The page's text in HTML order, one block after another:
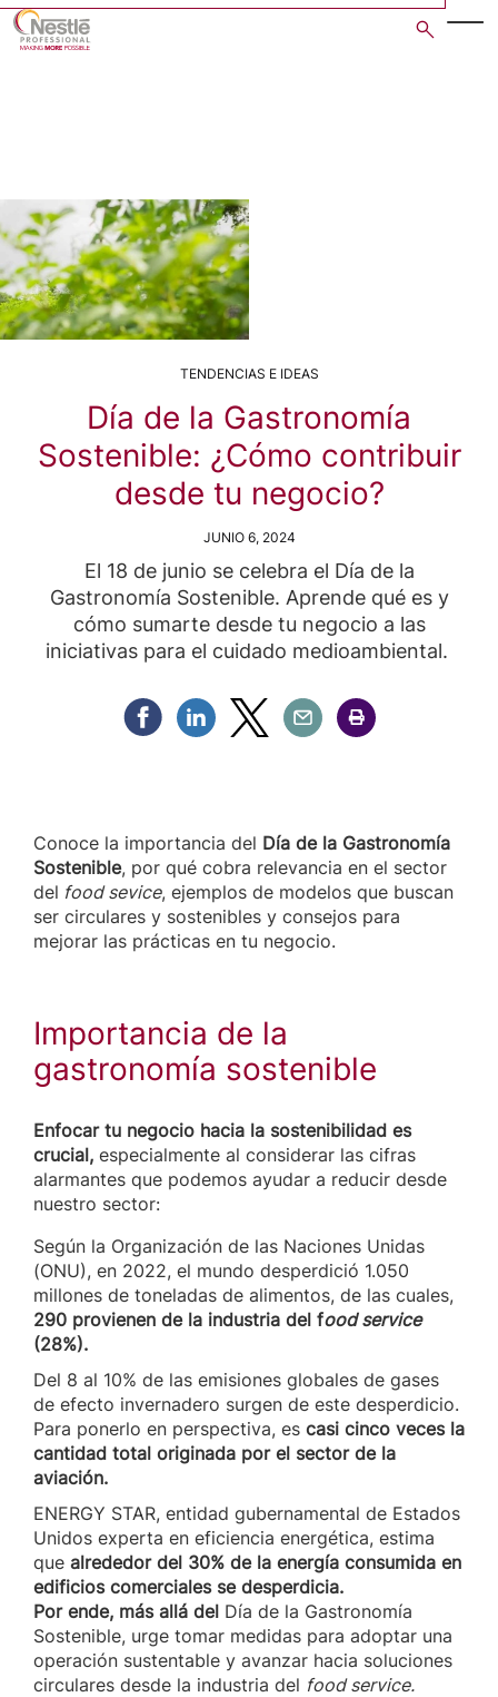
Skip
TENDENCIAS E IDEAS
Día de la Gastronomía
Sostenible: ¿Cómo contribuir
desde tu negocio?
JUNIO 6, 2024
El 18 de junio se celebra el Día de la
Gastronomía Sostenible. Aprende qué es y
cómo sumarte desde tu negocio a las
iniciativas para el cuidado medioambiental.
Compartir Facebook
Compartir Linkedin
Compartir Twitter
Compartir Email
Compartir Imprimir
Conoce la importancia del Día de la Gastronomía
Sostenible, por qué cobra relevancia en el sector
del food sevice, ejemplos de modelos que buscan
ser circulares y sostenibles y consejos para
mejorar las prácticas en tu negocio.
Importancia de la
gastronomía sostenible
Enfocar tu negocio hacia la sostenibilidad es
crucial, especialmente al considerar las cifras
alarmantes que podemos ayudar a reducir desde
nuestro sector:
Según la Organización de las Naciones Unidas
(ONU), en 2022, el mundo desperdició 1.050
millones de toneladas de alimentos, de las cuales,
290 provienen de la industria del food service
(28%).
Del 8 al 10% de las emisiones globales de gases
de efecto invernadero surgen de este desperdicio.
Para ponerlo en perspectiva, es casi cinco veces la
cantidad total originada por el sector de la
aviación.
ENERGY STAR, entidad gubernamental de Estados
Unidos experta en eficiencia energética, estima
que alrededor del 30% de la energía consumida en
edificios comerciales se desperdicia.
Por ende, más allá del Día de la Gastronomía
Sostenible, urge tomar medidas para adoptar una
operación sustentable y avanzar hacia soluciones
circulares desde la industria del food service.